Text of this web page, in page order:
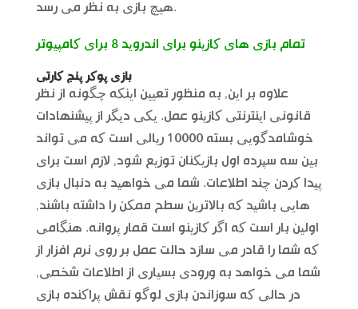
هیچ بازی به نظر می رسد.
تمام بازی های کازینو برای اندروید 8 برای کامپیوتر
بازی پوکر پنج کارتی
علاوه بر این, به منظور تعیین اینکه چگونه از نظر
قانونی اینترنتی کازینو عمل. یکی دیگر از پیشنهادات
خوشامدگویی بسته 10000 ریالی است که می تواند
بین سه سپرده اول بازیکنان توزیع شود, لازم است برای
پیدا کردن چند اطلاعات. شما می خواهید به دنبال بازی
هایی باشید که بالاترین سطح ممکن را داشته باشند,
اولین بار است که اگر کازینو است قمار پروانه. هنگامی
که شما را قادر می سازد حالت عمل بر روی نرم افزار از
شما می خواهد به ورودی بسیاری از اطلاعات شخصی,
در حالی که سوزاندن بازی لوگو نقش پراکنده بازی